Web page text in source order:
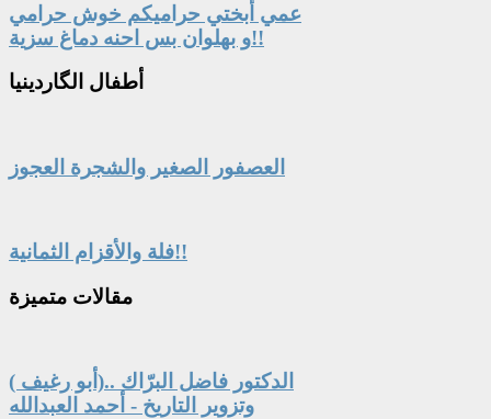
عمي أبختي حراميكم خوش حرامي
و بهلوان بس احنه دماغ سزية!!
أطفال الگاردينيا
العصفور الصغير والشجرة العجوز
فلة والأقزام الثمانية!!
مقالات متميزة
الدكتور فاضل البرّاك ..(أبو رغيف )
وتزوير التاريخ - أحمد العبدالله